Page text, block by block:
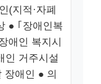
(지적·자폐
● ｢장애인복
애인 복지시
인 거주시설
장애인 ● 의